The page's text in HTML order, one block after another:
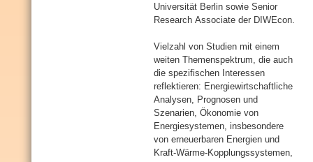
Universität Berlin sowie Senior
Research Associate der DIWEcon.
Vielzahl von Studien mit einem
weiten Themenspektrum, die auch
die spezifischen Interessen
reflektieren: Energiewirtschaftliche
Analysen, Prognosen und
Szenarien, Ökonomie von
Energiesystemen, insbesondere
von erneuerbaren Energien und
Kraft-Wärme-Kopplungssystemen,